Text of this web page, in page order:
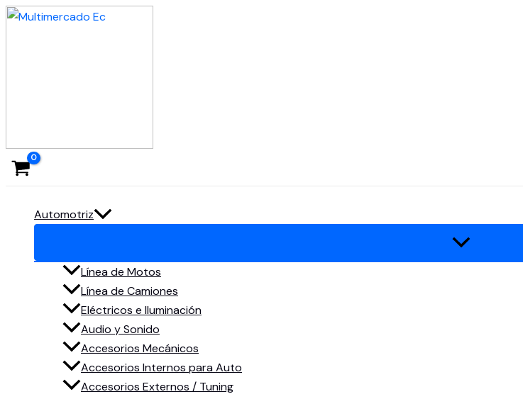
Ir
Automotriz
Línea de Motos
Línea de Camiones
Eléctricos e Iluminación
Audio y Sonido
Accesorios Mecánicos
Accesorios Internos para Auto
Accesorios Externos / Tuning